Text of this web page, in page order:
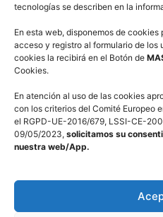
tecnologías se describen en la
En esta web, disponemos de cookies
acceso y registro al formulario de los
cookies la recibirá en el Botón de
Cookies.
En atención al uso de las cookies
con los criterios del Comité Europeo
el RGPD-UE-2016/679, LSSI-CE-
09/05/2023, solicitamos su
nuestra web/App.